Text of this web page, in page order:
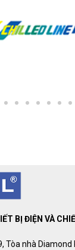
BỊ ĐIỆN VÀ
Tòa nhà Diamond